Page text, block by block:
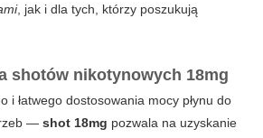
, jak i dla tych, którzy poszukują
shotów nikotynowych 18mg
i łatwego dostosowania mocy płynu do
— shot 18mg pozwala na uzyskanie